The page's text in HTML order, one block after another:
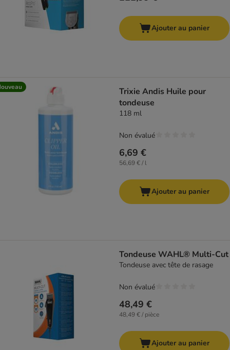
Ajouter au panier
Trixie Andis Huile pour
tondeuse
118 ml
6,69 €
56,69 € / l
Non évalué
Ajouter au panier
Tondeuse WAHL® Multi-Cut
Tondeuse avec tête de rasage
48,49 €
48,49 € / pièce
Non évalué
Ajouter au panier